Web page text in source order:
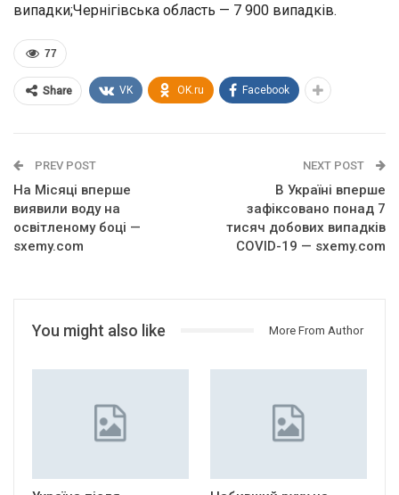
випадки;Чернігівська область — 7 900 випадків.
77
Share VK OK.ru Facebook
PREV POST
На Місяці вперше
виявили воду на
освітленому боці —
sxemy.com
NEXT POST
В Україні вперше
зафіксовано понад 7
тисяч добових випадків
COVID-19 — sxemy.com
You might also like More From Author